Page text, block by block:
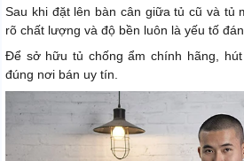
Sau khi đặt lên bàn cân giữa tủ cũ và tủ
rõ chất lượng và độ bền luôn là yếu tố
Để sở hữu tủ chống ẩm chính hãng,
đúng nơi bán uy tín.